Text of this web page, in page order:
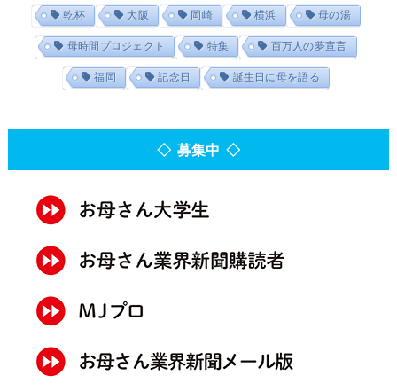
乾杯 大阪 岡崎 横浜 母の湯
母時間プロジェクト 特集 百万人の夢宣言
福岡 記念日 誕生日に母を語る
◇ 募集中 ◇